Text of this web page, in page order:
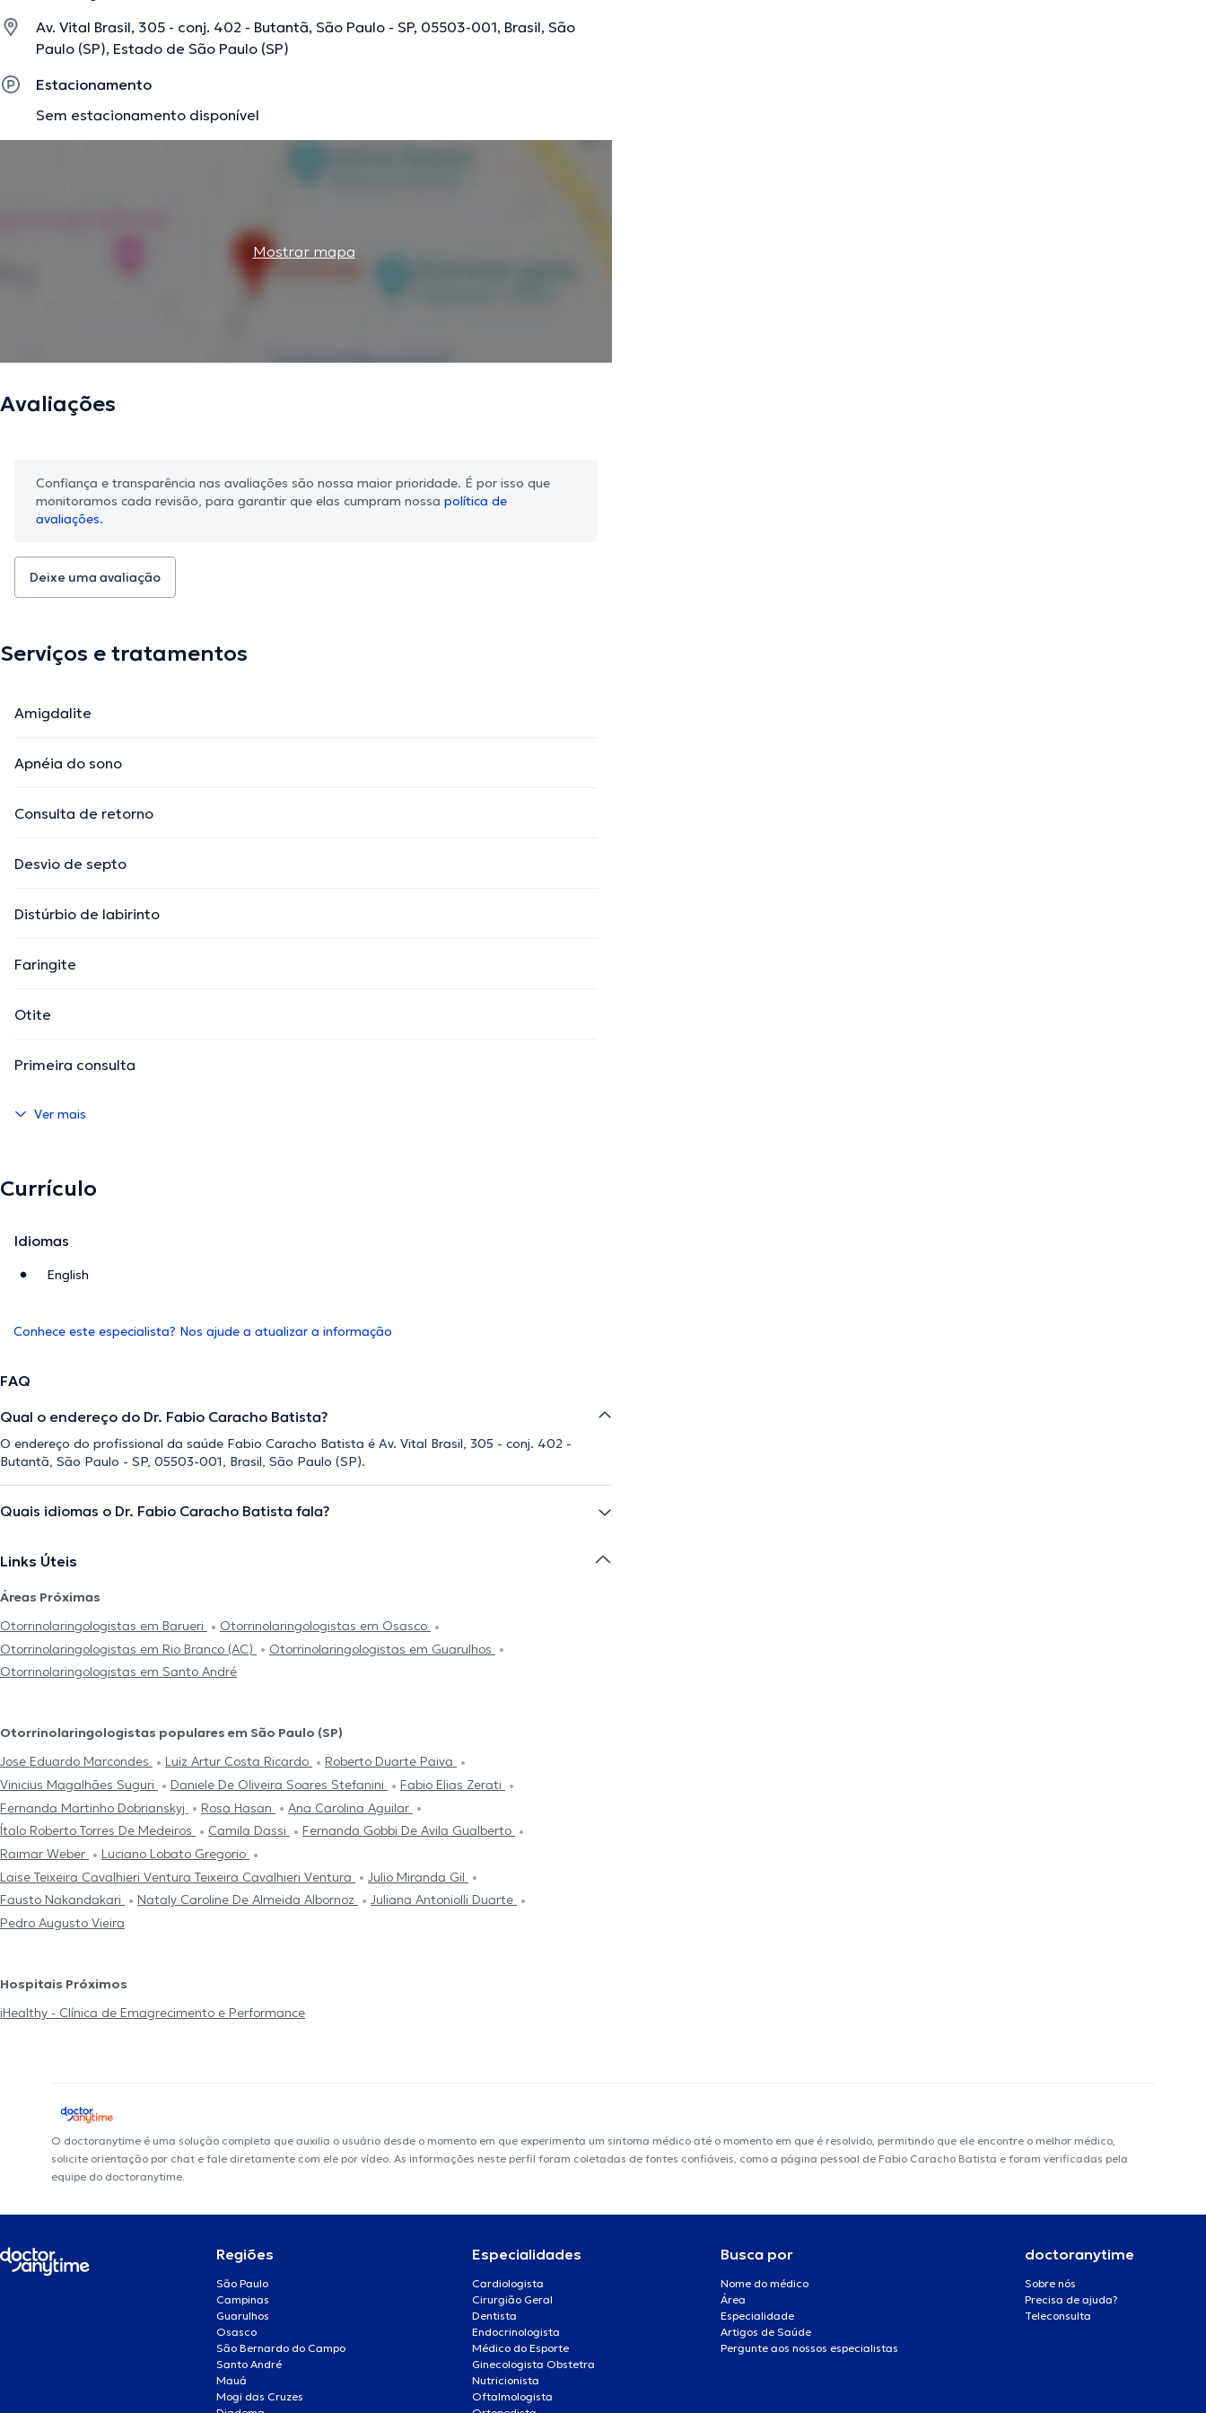
A descrição foi editada pela equipe do doctoranytime, baseada em informações verificadas.
Av. Vital Brasil, 305 - conj. 402 - Butantã, São Paulo - SP, 05503-001, Brasil, São
Paulo (SP), Estado de São Paulo (SP)
Estacionamento
Sem estacionamento disponível
Mostrar mapa
Avaliações
Confiança e transparência nas avaliações são nossa maior prioridade. É por isso que
monitoramos cada revisão, para garantir que elas cumpram nossa política de
avaliações.
Deixe uma avaliação
Serviços e tratamentos
Amigdalite
Apnéia do sono
Consulta de retorno
Desvio de septo
Distúrbio de labirinto
Faringite
Otite
Primeira consulta
Ver mais
Currículo
Idiomas
English
Conhece este especialista? Nos ajude a atualizar a informação
FAQ
Qual o endereço do Dr. Fabio Caracho Batista?
O endereço do profissional da saúde Fabio Caracho Batista é Av. Vital Brasil, 305 - conj. 402 -
Butantã, São Paulo - SP, 05503-001, Brasil, São Paulo (SP).
Quais idiomas o Dr. Fabio Caracho Batista fala?
Links Úteis
Áreas Próximas
Otorrinolaringologistas em Barueri
Otorrinolaringologistas em Osasco
Otorrinolaringologistas em Rio Branco (AC)
Otorrinolaringologistas em Guarulhos
Otorrinolaringologistas em Santo André
Otorrinolaringologistas populares em São Paulo (SP)
Jose Eduardo Marcondes
Luiz Artur Costa Ricardo
Roberto Duarte Paiva
Vinicius Magalhães Suguri
Daniele De Oliveira Soares Stefanini
Fabio Elias Zerati
Fernanda Martinho Dobrianskyj
Rosa Hasan
Ana Carolina Aguilar
Ítalo Roberto Torres De Medeiros
Camila Dassi
Fernanda Gobbi De Avila Gualberto
Raimar Weber
Luciano Lobato Gregorio
Laise Teixeira Cavalhieri Ventura Teixeira Cavalhieri Ventura
Julio Miranda Gil
Fausto Nakandakari
Nataly Caroline De Almeida Albornoz
Juliana Antoniolli Duarte
Pedro Augusto Vieira
Hospitais Próximos
iHealthy - Clínica de Emagrecimento e Performance
O doctoranytime é uma solução completa que auxilia o usuário desde o momento em que experimenta um sintoma médico até o momento em que é resolvido, permitindo que ele encontre o melhor médico,
solicite orientação por chat e fale diretamente com ele por vídeo. As informações neste perfil foram coletadas de fontes confiáveis, como a página pessoal de Fabio Caracho Batista e foram verificadas pela
equipe do doctoranytime.
Regiões
São Paulo
Campinas
Guarulhos
Osasco
São Bernardo do Campo
Santo André
Mauá
Mogi das Cruzes
Especialidades
Cardiologista
Cirurgião Geral
Dentista
Endocrinologista
Médico do Esporte
Ginecologista Obstetra
Nutricionista
Oftalmologista
Busca por
Nome do médico
Área
Especialidade
Artigos de Saúde
Pergunte aos nossos especialistas
doctoranytime
Sobre nós
Precisa de ajuda?
Teleconsulta